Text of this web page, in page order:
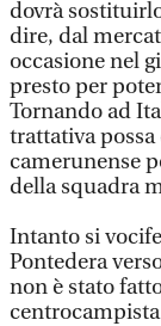
dovrà
dire, dal
occasione nel
presto per
Tornando ad
trattativa
camerunense
della squadra
Intanto si
Pontedera
non è stato